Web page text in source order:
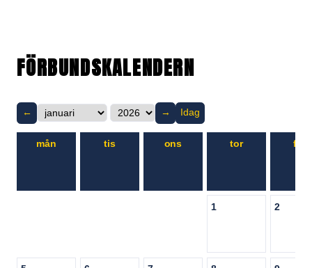
FÖRBUNDSKALENDERN
← → Idag
mån tis ons tor fre
1 2